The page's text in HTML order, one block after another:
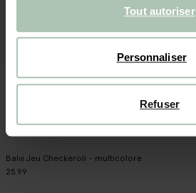
Tout autoriser
Personnaliser
Refuser
Balvi Jeu Checkeroli - multicolore
25.99